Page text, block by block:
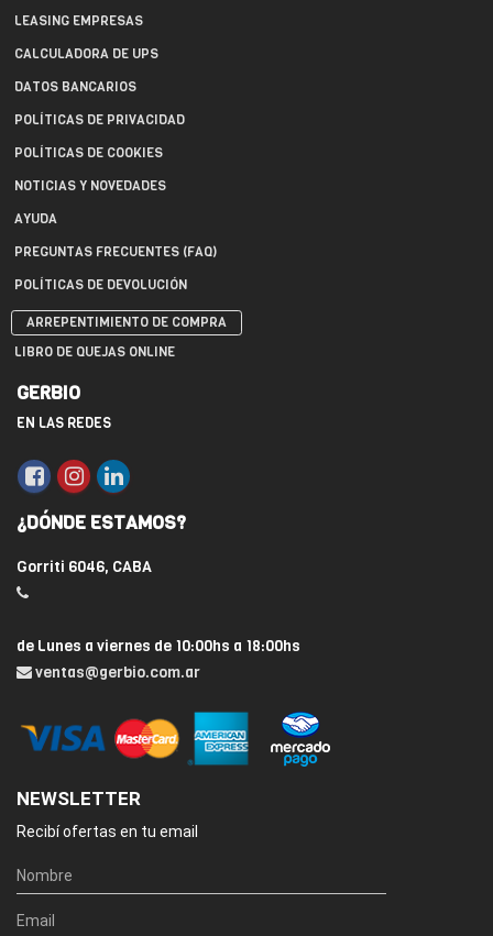
LEASING EMPRESAS
CALCULADORA DE UPS
DATOS BANCARIOS
POLÍTICAS DE PRIVACIDAD
POLÍTICAS DE COOKIES
NOTICIAS Y NOVEDADES
AYUDA
PREGUNTAS FRECUENTES (FAQ)
POLÍTICAS DE DEVOLUCIÓN
ARREPENTIMIENTO DE COMPRA
LIBRO DE QUEJAS ONLINE
GERBIO
EN LAS REDES
¿DÓNDE ESTAMOS?
Gorriti 6046, CABA
de Lunes a viernes de 10:00hs a 18:00hs
ventas@gerbio.com.ar
NEWSLETTER
Recibí ofertas en tu email